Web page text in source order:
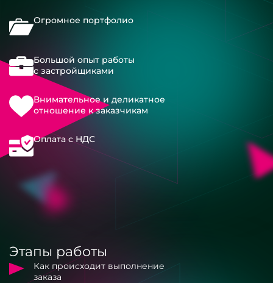
Огромное портфолио
Большой опыт работы
с застройщиками
Внимательное и деликатное
отношение к заказчикам
Оплата с НДС
Этапы работы
Как происходит выполнение
заказа